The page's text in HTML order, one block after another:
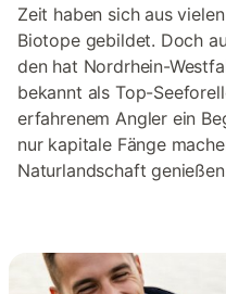
Zeit haben sich aus
Biotope gebildet. Doch
den hat Nordrhein-
bekannt als Top-
erfahrenem Angler ein
nur kapitale Fänge
Naturlandschaft